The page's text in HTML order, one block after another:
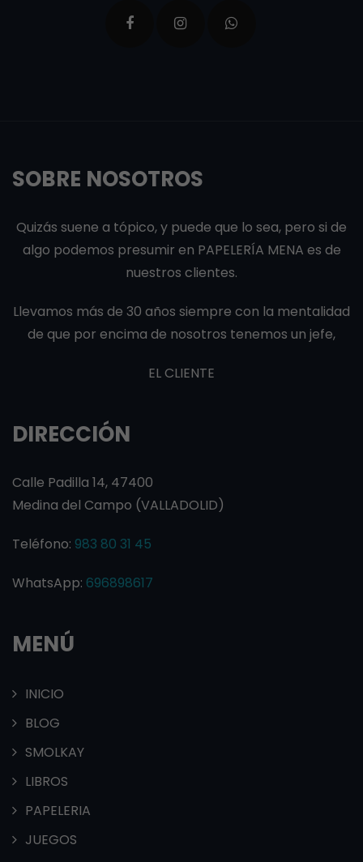
SOBRE NOSOTROS
Quizás suene a tópico, y puede que lo sea, pero si de
algo podemos presumir en PAPELERÍA MENA es de
nuestros clientes.
Llevamos más de 30 años siempre con la mentalidad
de que por encima de nosotros tenemos un jefe,
EL CLIENTE
DIRECCIÓN
Calle Padilla 14, 47400
Medina del Campo (VALLADOLID)
Teléfono: 983 80 31 45
WhatsApp: 696898617
MENÚ
INICIO
BLOG
SMOLKAY
LIBROS
PAPELERIA
JUEGOS